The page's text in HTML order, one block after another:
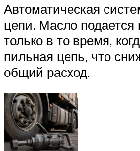
Автоматическая
цепи. Масло подается
только в то время,
пильная цепь, что
общий расход.